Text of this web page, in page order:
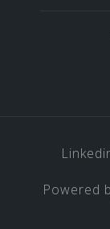
Powered